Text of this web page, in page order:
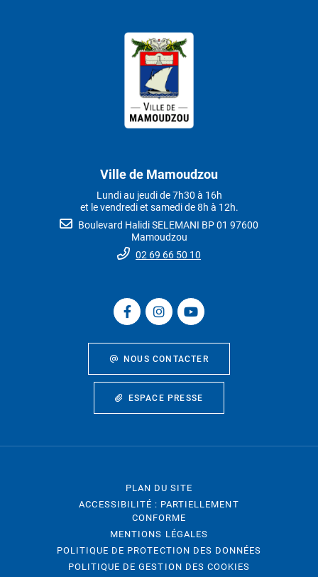
Ville de Mamoudzou
Lundi au jeudi de 7h30 à 16h
et le vendredi et samedi de 8h à 12h.
Boulevard Halidi SELEMANI BP 01 97600
Mamoudzou
02 69 66 50 10
NOUS CONTACTER
ESPACE PRESSE
PLAN DU SITE
ACCESSIBILITÉ : PARTIELLEMENT
CONFORME
MENTIONS LÉGALES
POLITIQUE DE PROTECTION DES DONNÉES
POLITIQUE DE GESTION DES COOKIES